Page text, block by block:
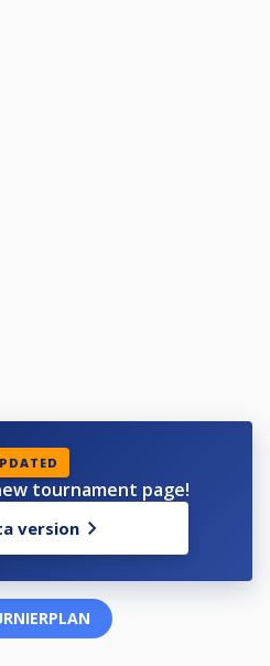
tournament page!
version